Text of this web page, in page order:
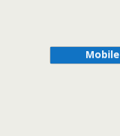
Mobile